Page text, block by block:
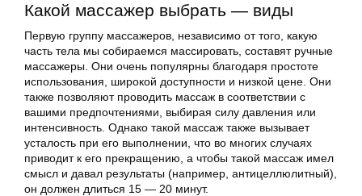
Какой массажер выбрать — виды
Первую группу массажеров, независимо от того, какую
часть тела мы собираемся массировать, составят ручные
массажеры. Они очень популярны благодаря простоте
использования, широкой доступности и низкой цене. Они
также позволяют проводить массаж в соответствии с
вашими предпочтениями, выбирая силу давления или
интенсивность. Однако такой массаж также вызывает
усталость при его выполнении, что во многих случаях
приводит к его прекращению, а чтобы такой массаж имел
смысл и давал результаты (например, антицеллюлитный),
он должен длиться 15 — 20 минут.